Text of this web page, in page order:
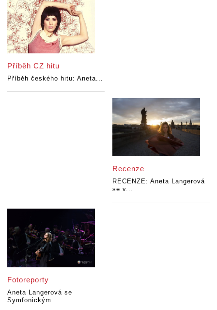
Příběh CZ hitu
Příběh českého hitu: Aneta...
Recenze
RECENZE: Aneta Langerová
se v...
Fotoreporty
Aneta Langerová se
Symfonickým...